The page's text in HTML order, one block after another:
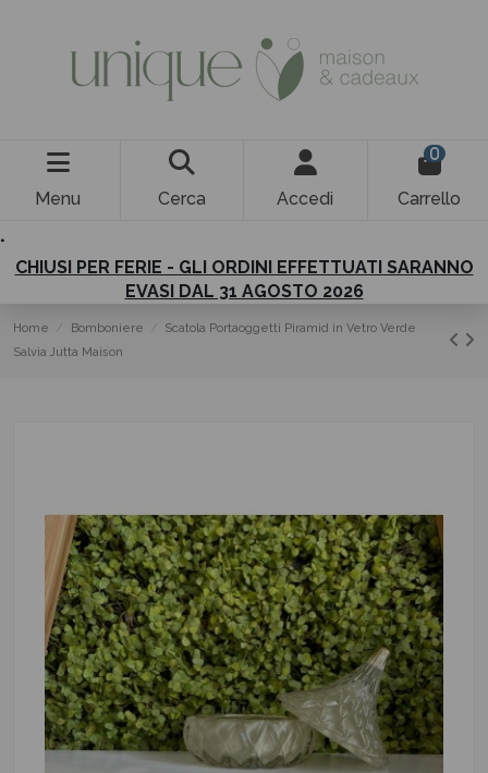
Menu Cerca Accedi
0
Carrello
.
CHIUSI PER FERIE - GLI ORDINI EFFETTUATI SARANNO
EVASI DAL 31 AGOSTO 2026
Home Bomboniere
Scatola Portaoggetti Piramid in Vetro Verde
Salvia Jutta Maison